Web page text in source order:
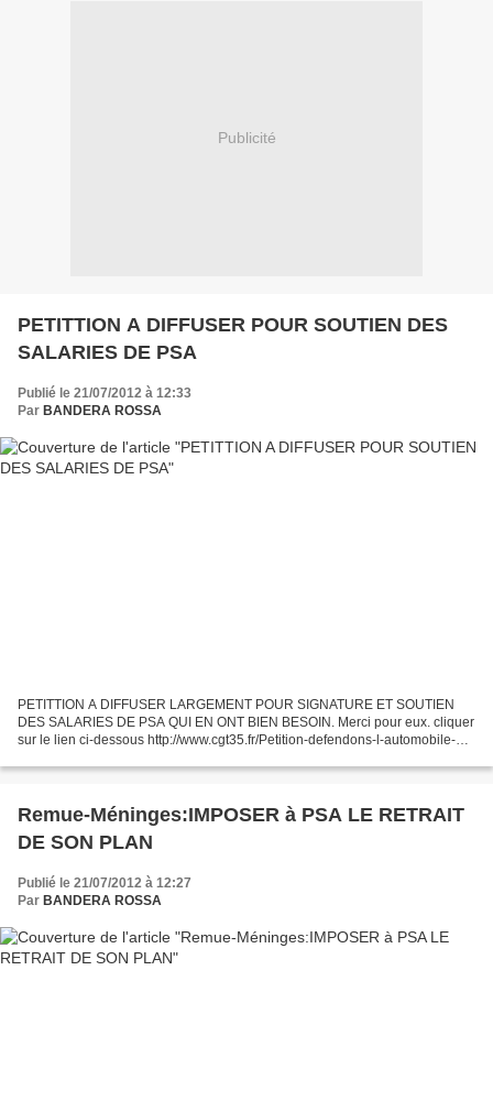
Publicité
PETITTION A DIFFUSER POUR SOUTIEN DES
SALARIES DE PSA
Publié le 21/07/2012 à 12:33
Par BANDERA ROSSA
PETITTION A DIFFUSER LARGEMENT POUR SIGNATURE ET SOUTIEN
DES SALARIES DE PSA QUI EN ONT BIEN BESOIN. Merci pour eux. cliquer
sur le lien ci-dessous http://www.cgt35.fr/Petition-defendons-l-automobile-
Remue-Méninges:IMPOSER à PSA LE RETRAIT
DE SON PLAN
Publié le 21/07/2012 à 12:27
Par BANDERA ROSSA